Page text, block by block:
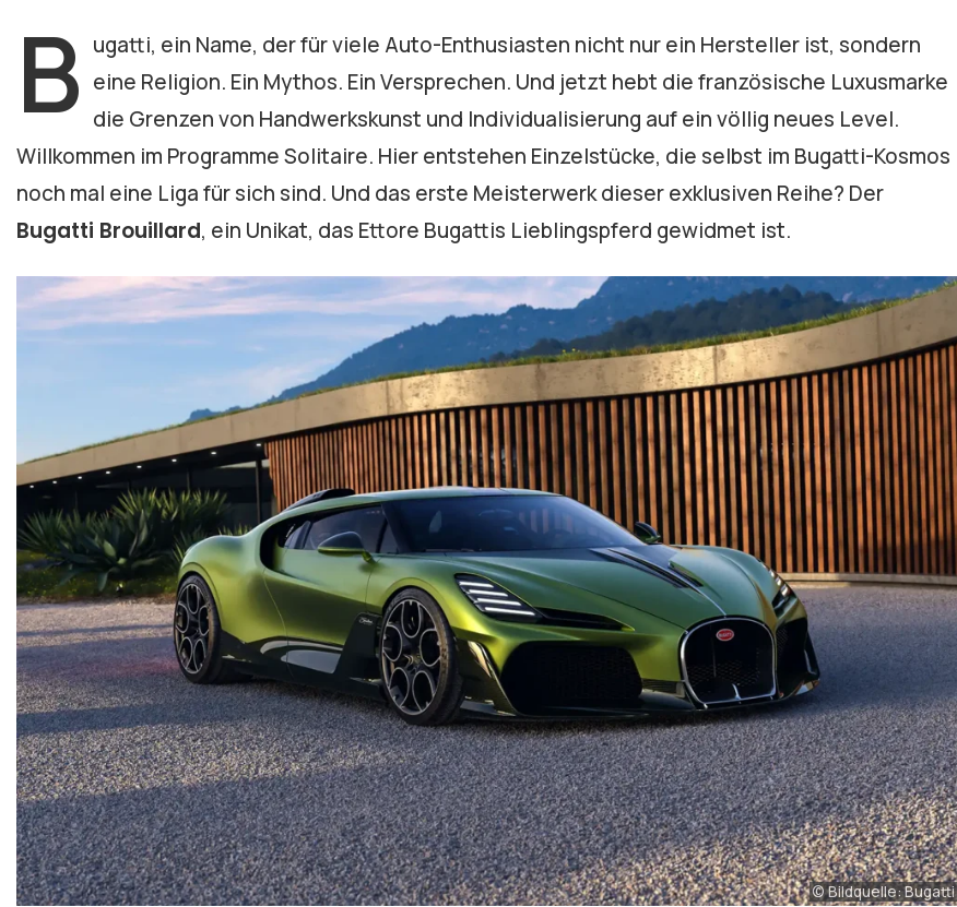
B ugatti, ein Name, der für viele Auto-Enthusiasten nicht nur ein Hersteller ist, sondern
eine Religion. Ein Mythos. Ein Versprechen. Und jetzt hebt die französische Luxusmarke
die Grenzen von Handwerkskunst und Individualisierung auf ein völlig neues Level.
Willkommen im Programme Solitaire. Hier entstehen Einzelstücke, die selbst im Bugatti-Kosmos
noch mal eine Liga für sich sind. Und das erste Meisterwerk dieser exklusiven Reihe? Der
Bugatti Brouillard, ein Unikat, das Ettore Bugattis Lieblingspferd gewidmet ist.
© Bildquelle: Bugatti